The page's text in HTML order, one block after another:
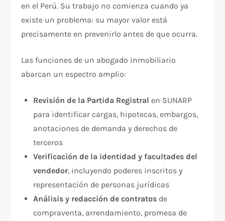
en el Perú. Su trabajo no comienza cuando ya
existe un problema: su mayor valor está
precisamente en prevenirlo antes de que ocurra.
Las funciones de un abogado inmobiliario
abarcan un espectro amplio:
Revisión de la Partida Registral en SUNARP
para identificar cargas, hipotecas, embargos,
anotaciones de demanda y derechos de
terceros
Verificación de la identidad y facultades del
vendedor, incluyendo poderes inscritos y
representación de personas jurídicas
Análisis y redacción de contratos de
compraventa, arrendamiento, promesa de